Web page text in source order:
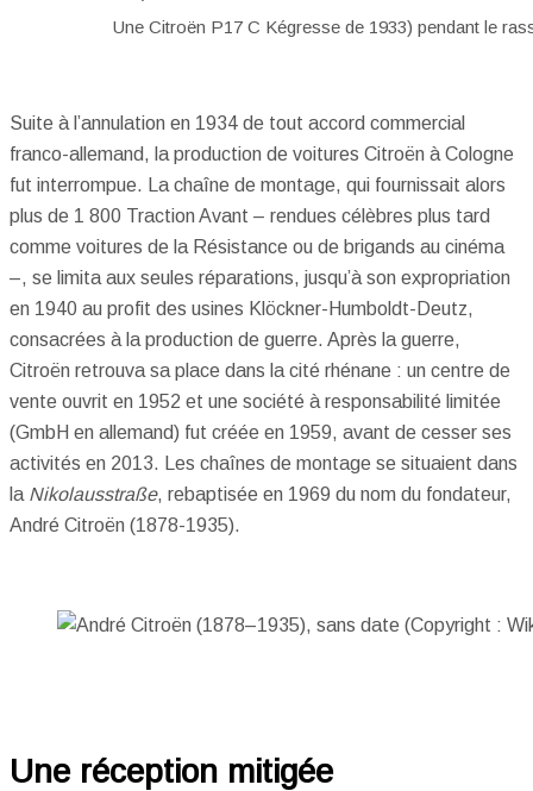
Une Citroën P17 C Kégresse de 1933) pendant le
Suite à l’annulation en 1934 de tout accord commercial
franco-allemand, la production de voitures Citroën à Cologne
fut interrompue. La chaîne de montage, qui fournissait alors
plus de 1 800 Traction Avant – rendues célèbres plus tard
comme voitures de la Résistance ou de brigands au cinéma
–, se limita aux seules réparations, jusqu’à son expropriation
en 1940 au profit des usines Klöckner-Humboldt-Deutz,
consacrées à la production de guerre. Après la guerre,
Citroën retrouva sa place dans la cité rhénane : un centre de
vente ouvrit en 1952 et une société à responsabilité limitée
(GmbH en allemand) fut créée en 1959, avant de cesser ses
activités en 2013. Les chaînes de montage se situaient dans
la Nikolausstraße, rebaptisée en 1969 du nom du fondateur,
André Citroën (1878-1935).
Une réception mitigée